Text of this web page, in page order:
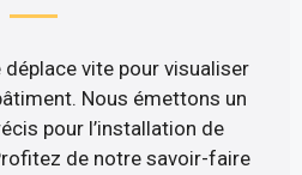
vite pour visualiser
Nous émettons un
pour l’installation de
de notre savoir-faire